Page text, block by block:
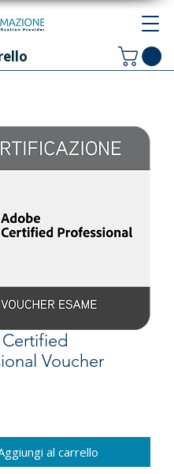
Voucher
Prezzo
al carrello